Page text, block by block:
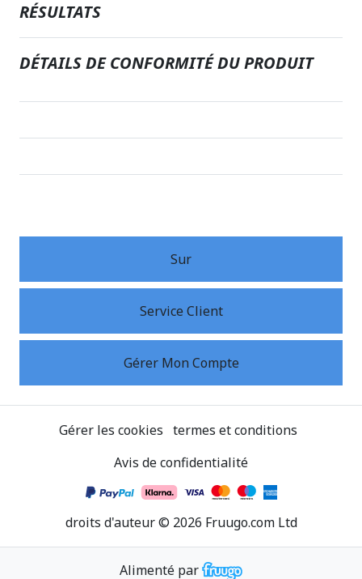
RÉSULTATS
DÉTAILS DE CONFORMITÉ DU PRODUIT
Sur
Service Client
Gérer Mon Compte
Gérer les cookies termes et conditions
Avis de confidentialité
droits d'auteur© 2026 Fruugo.com Ltd
Alimenté par